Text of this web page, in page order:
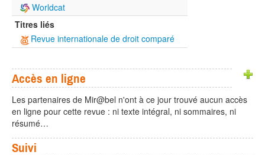
Worldcat
Titres liés
Revue internationale de droit comparé
Accès en ligne
Les partenaires de Mir@bel n'ont à ce jour trouvé aucun accès
en ligne pour cette revue : ni texte intégral, ni sommaires, ni
résumé…
Suivi